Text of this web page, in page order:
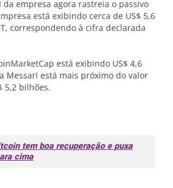
da empresa agora rastreia o passivo
está exibindo cerca de US$ 5,6
correspondendo à cifra declarada
está exibindo US$ 4,6
Messari está mais próximo do valor
5,2 bilhões.
tem boa recuperação e puxa
cima